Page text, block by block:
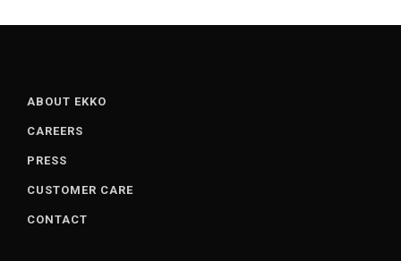
ABOUT EKKO
CAREERS
PRESS
CUSTOMER CARE
CONTACT